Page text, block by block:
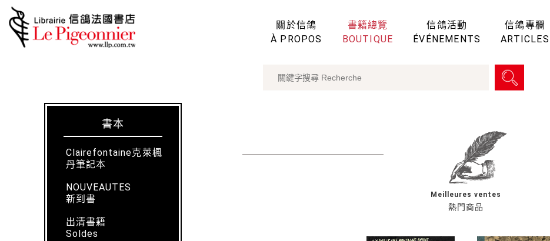
關於信鴿
À PROPOS
書籍總覽
BOUTIQUE
信鴿活動
ÉVÉNEMENTS
信鴿專欄
ARTICLES
書本
Clairefontaine克萊楓
丹筆記本
NOUVEAUTES
新到書
出清書籍
Soldes
熱門商品
Meilleures ventes